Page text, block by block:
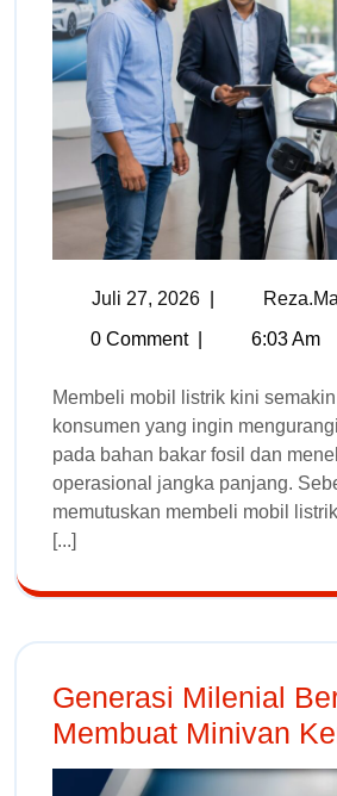
Juli 27, 2026
0 Comment
6:03 Am
Membeli mobil listrik kini semakin diminati oleh
konsumen yang ingin
pada bahan bakar fosil dan
operasional jangka panjang.
memutuskan membeli mobil
[...]
Generasi Milenial
Membuat Minivan